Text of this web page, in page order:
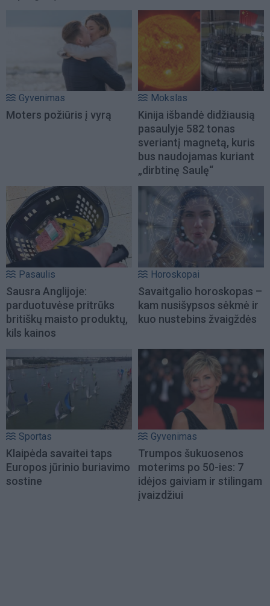
Gyvenimas
Moters požiūris į vyrą
Mokslas
Kinija išbandė didžiausią
pasaulyje 582 tonas
sveriantį magnetą, kuris
bus naudojamas kuriant
„dirbtinę Saulę“
Pasaulis
Sausra Anglijoje:
parduotuvėse pritrūks
britiškų maisto produktų,
kils kainos
Horoskopai
Savaitgalio horoskopas –
kam nusišypsos sėkmė ir
kuo nustebins žvaigždės
Sportas
Klaipėda savaitei taps
Europos jūrinio buriavimo
sostine
Gyvenimas
Trumpos šukuosenos
moterims po 50-ies: 7
idėjos gaiviam ir stilingam
įvaizdžiui